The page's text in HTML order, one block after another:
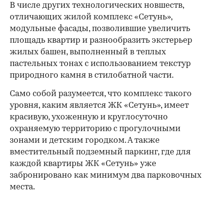
В числе других технологических новшеств,
отличающих жилой комплекс «Сетунь»,
модульные фасады, позволившие увеличить
площадь квартир и разнообразить экстерьер
жилых башен, выполненный в теплых
пастельных тонах с использованием текстур
природного камня в стилобатной части.
Само собой разумеется, что комплекс такого
уровня, каким является ЖК «Сетунь», имеет
красивую, ухоженную и круглосуточно
охраняемую территорию с прогулочными
зонами и детским городком. А также
вместительный подземный паркинг, где для
каждой квартиры ЖК «Сетунь» уже
забронировано как минимум два парковочных
места.